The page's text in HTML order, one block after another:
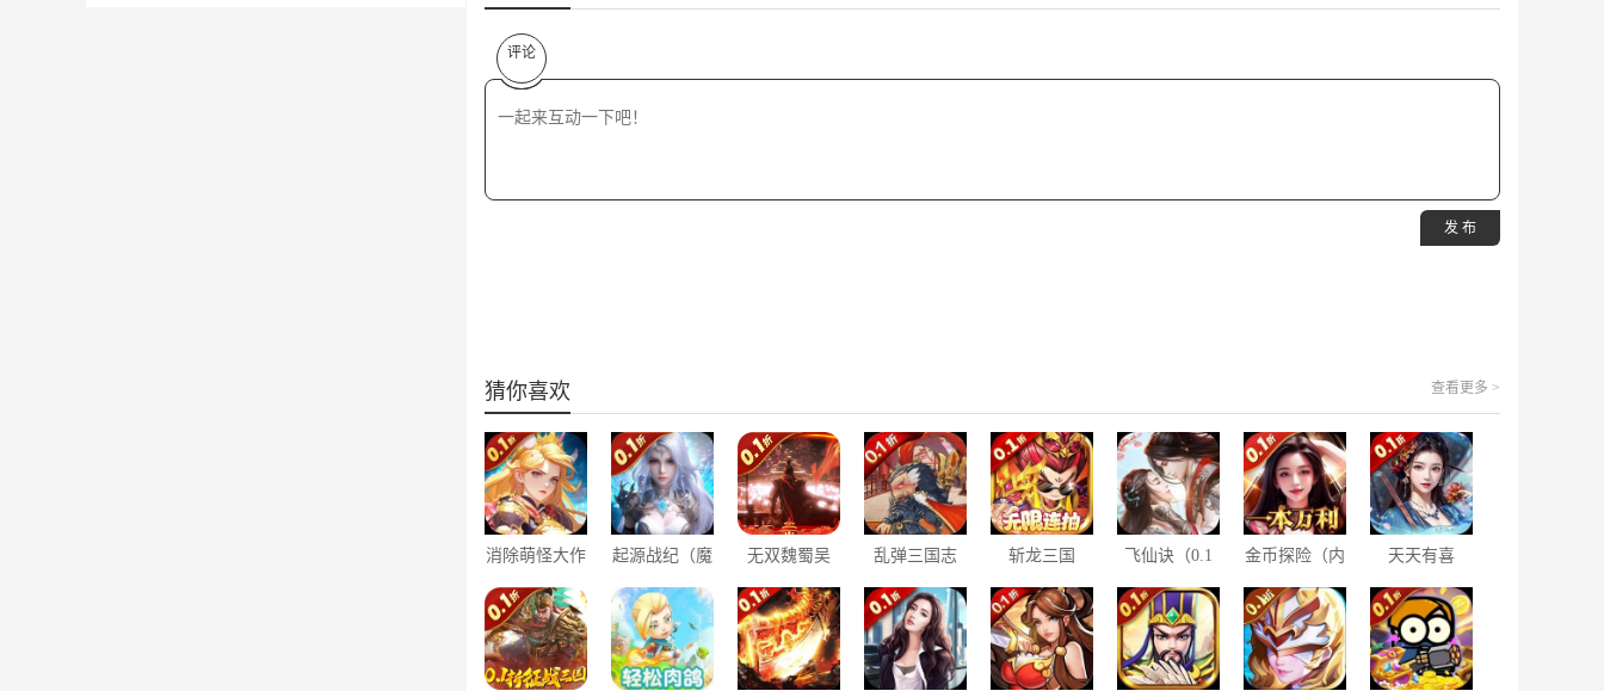
评论
发 布
猜你喜欢 查看更多 >
消除萌怪大作
的领主大人）
起源战纪（魔
王座）
无双魏蜀吴
虎万充）
乱弹三国志
折）
斩龙三国
飞仙诀（0.1
金币探险（内
车）
天天有喜
爽充0.1折）